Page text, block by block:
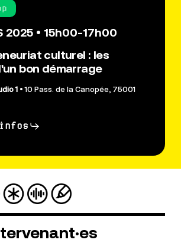
2025 • 15h00-17h00
culturel : les
bon démarrage
1 • 10 Pass. de la Canopée, 75001